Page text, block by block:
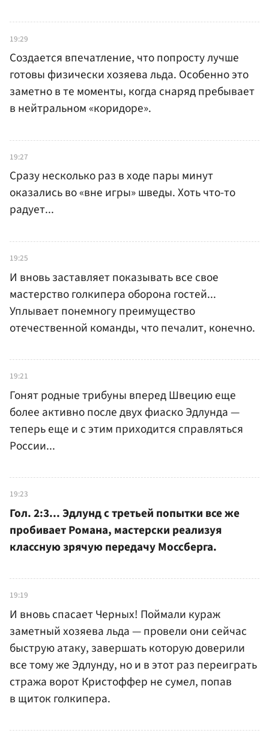
19:29
Создается впечатление, что попросту лучше
готовы физически хозяева льда. Особенно это
заметно в те моменты, когда снаряд пребывает
в нейтральном «коридоре».
19:27
Сразу несколько раз в ходе пары минут
оказались во «вне игры» шведы. Хоть что-то
радует...
19:25
И вновь заставляет показывать все свое
мастерство голкипера оборона гостей...
Уплывает понемногу преимущество
отечественной команды, что печалит, конечно.
19:21
Гонят родные трибуны вперед Швецию еще
более активно после двух фиаско Эдлунда —
теперь еще и с этим приходится справляться
России...
19:23
Гол. 2:3... Эдлунд с третьей попытки все же
пробивает Романа, мастерски реализуя
классную зрячую передачу Моссберга.
19:19
И вновь спасает Черных! Поймали кураж
заметный хозяева льда — провели они сейчас
быструю атаку, завершать которую доверили
все тому же Эдлунду, но и в этот раз переиграть
стража ворот Кристоффер не сумел, попав
в щиток голкипера.